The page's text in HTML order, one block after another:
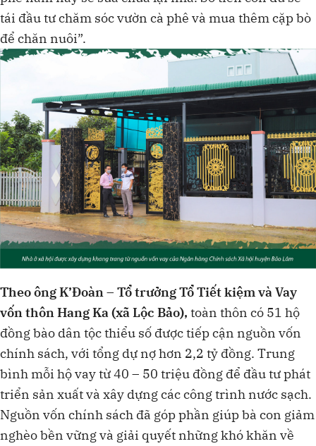
tái đầu tư chăm sóc vườn cà phê và mua thêm cặp bò
để chăn nuôi”.
Theo ông K’Đoàn – Tổ trưởng Tổ Tiết kiệm và Vay
vốn thôn Hang Ka (xã Lộc Bảo), toàn thôn có 51 hộ
đồng bào dân tộc thiểu số được tiếp cận nguồn vốn
chính sách, với tổng dự nợ hơn 2,2 tỷ đồng. Trung
bình mỗi hộ vay từ 40 – 50 triệu đồng để đầu tư phát
triển sản xuất và xây dựng các công trình nước sạch.
Nguồn vốn chính sách đã góp phần giúp bà con giảm
nghèo bền vững và giải quyết những khó khăn về